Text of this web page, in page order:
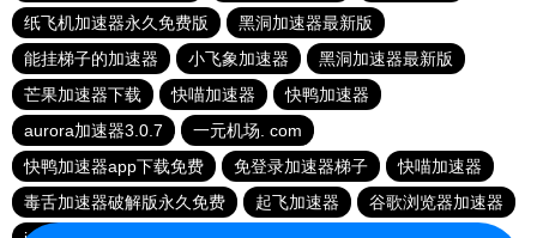
纸飞机加速器永久免费版
黑洞加速器最新版
能挂梯子的加速器
小飞象加速器
黑洞加速器最新版
芒果加速器下载
快喵加速器
快鸭加速器
aurora加速器3.0.7
一元机场. com
快鸭加速器app下载免费
免登录加速器梯子
快喵加速器
毒舌加速器破解版永久免费
起飞加速器
谷歌浏览器加速器